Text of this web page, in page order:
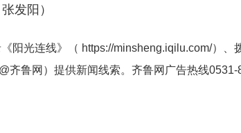
发阳）
阳光连线》（ https://minsheng.iqilu.com/）、
@齐鲁网 ）提供新闻线索。齐鲁网广告热线0531-